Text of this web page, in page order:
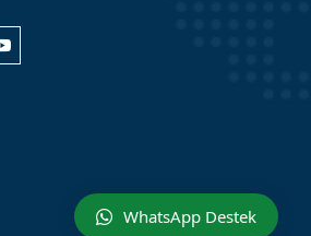
WhatsApp Destek